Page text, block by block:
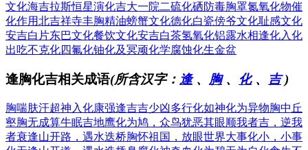
文化海吉拉斯恒星演化吉大一院二硫化硒防毒胸罩氮氧化物催
化作用北吉祥寺丰胸精油螃蟹文化德化白瓷傍爷文化耻感文化
安吉白片东巴文化餐饮文化安吉白茶氢氧化铝露水相逢化入化
出吃不克化四氟化铀化及冥顽化学腐蚀化生金盆
逢胸化吉相关成语(所含汉字： 逢、 胸、 化、 吉)
胸喘肤汗超神入化康强逢吉吉少凶多行化如神化为异物胸中丘
壑胸无成算牛眠吉地鹰化为鸠，众鸟犹恶其眼顺我者吉，逆我
者衰逢山开路，遇水迭桥胸怀祖国，放眼世界大事化小，小事